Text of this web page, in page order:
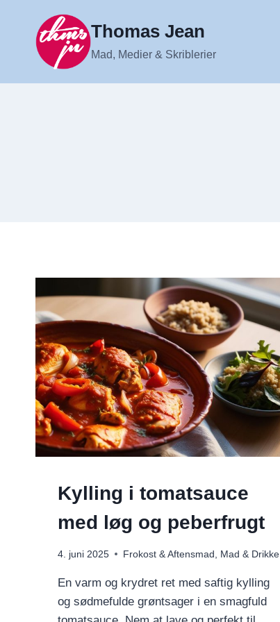
indhold
Thomas Jean
Mad, Medier & Skriblerier
Kylling i tomatsauce
med løg og peberfrugt
4. juni 2025 Frokost & Aftensmad Mad & Drikke
En varm og krydret ret med saftig kylling
og sødmefulde grøntsager i en smagfuld